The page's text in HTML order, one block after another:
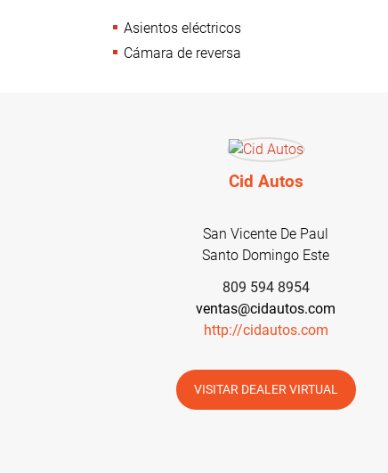
Asientos eléctricos
Cámara de reversa
Cid Autos
San Vicente De Paul
Santo Domingo Este
809 594 8954
ventas@cidautos.com
http://cidautos.com
VISITAR DEALER VIRTUAL